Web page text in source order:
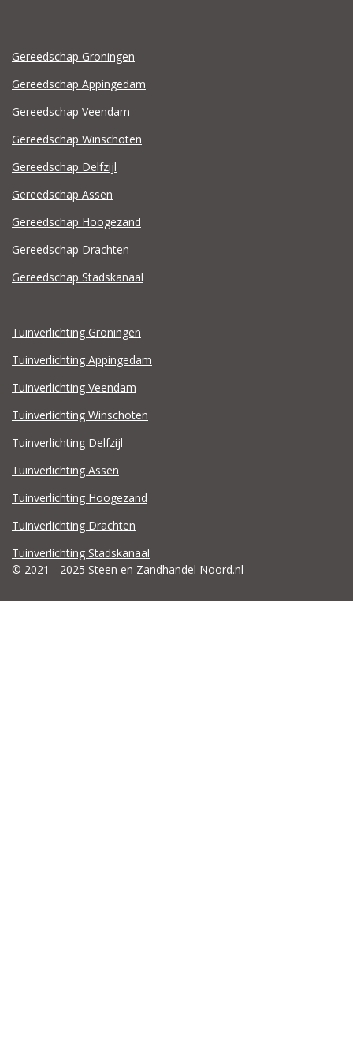
Gereedschap Groningen
Gereedschap Appingedam
Gereedschap Veendam
Gereedschap Winschoten
Gereedschap Delfzijl
Gereedschap Assen
Gereedschap Hoogezand
Gereedschap Drachten
Gereedschap Stadskanaal
Tuinverlichting Groningen
Tuinverlichting Appingedam
Tuinverlichting Veendam
Tuinverlichting Winschoten
Tuinverlichting Delfzijl
Tuinverlichting Assen
Tuinverlichting Hoogezand
Tuinverlichting Drachten
Tuinverlichting Stadskanaal
© 2021 - 2025 Steen en Zandhandel Noord.nl